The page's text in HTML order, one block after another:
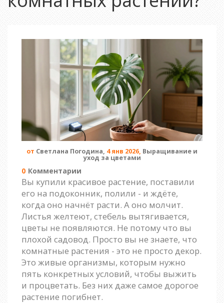
от Светлана Погодина, 4 янв 2026, Выращивание и
уход за цветами
0 Комментарии
Вы купили красивое растение, поставили
его на подоконник, полили - и ждёте,
когда оно начнёт расти. А оно молчит.
Листья желтеют, стебель вытягивается,
цветы не появляются. Не потому что вы
плохой садовод. Просто вы не знаете, что
комнатные растения - это не просто декор.
Это живые организмы, которым нужно
пять конкретных условий, чтобы выжить
и процветать. Без них даже самое дорогое
растение погибнет.